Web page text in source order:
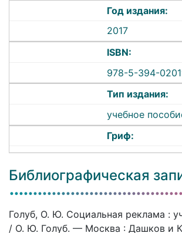
Год издания:
2017
ISBN:
978-5-394-
Тип издания:
учебное
Гриф:
Библиографическая
Голуб, О. Ю. Социальная реклама :
/ О. Ю. Голуб. — Москва : Дашков и